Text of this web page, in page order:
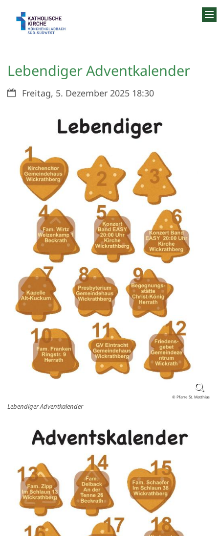
Lebendiger Adventkalender
Datum:Freitag, 5. Dezember 2025 18:30
© Pfarre St. Matthias
Lebendiger Adventkalender